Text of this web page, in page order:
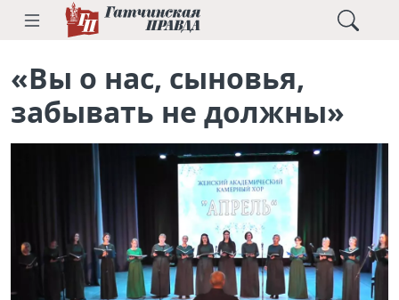
«Вы о нас, сыновья,
забывать не должны»